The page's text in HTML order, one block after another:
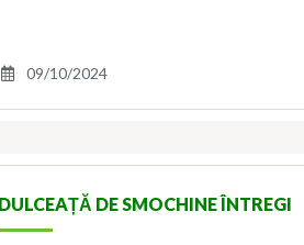
09/10/2024
DULCEAȚĂ DE SMOCHINE ÎNTREGI